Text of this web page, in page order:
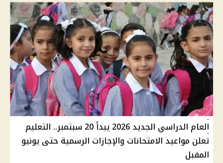
العام الدراسي الجديد 2026 يبدأ 20 سبتمبر.. التعليم
تعلن مواعيد الامتحانات والإجازات الرسمية حتى يونيو
المقبل